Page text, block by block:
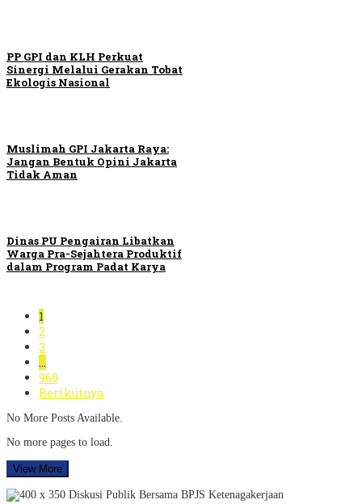
PP GPI dan KLH Perkuat
Sinergi Melalui Gerakan Tobat
Ekologis Nasional
Muslimah GPI Jakarta Raya:
Jangan Bentuk Opini Jakarta
Tidak Aman
Dinas PU Pengairan Libatkan
Warga Pra-Sejahtera Produktif
dalam Program Padat Karya
1
2
3
…
960
Berikutnya
No More Posts Available.
No more pages to load.
View More